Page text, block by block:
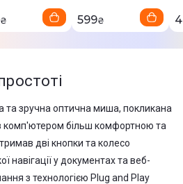
₴ 599₴
та зручна оптична миша, покликана
комп'ютером більш комфортною та
дві кнопки та колесо
навігації у документах та веб-
з технологією Plug and Play